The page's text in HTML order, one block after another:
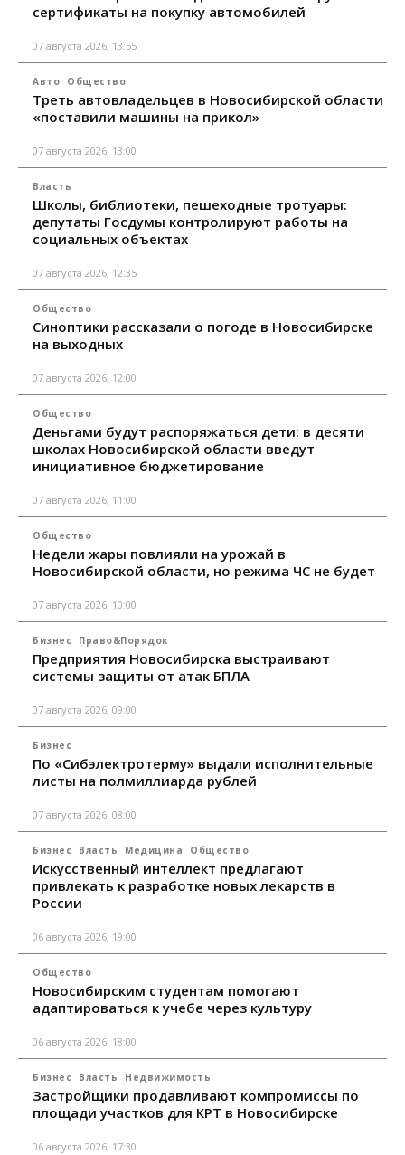
сертификаты на покупку автомобилей
07 августа 2026, 13:55
Авто Общество
Треть автовладельцев в Новосибирской области
«поставили машины на прикол»
07 августа 2026, 13:00
Власть
Школы, библиотеки, пешеходные тротуары:
депутаты Госдумы контролируют работы на
социальных объектах
07 августа 2026, 12:35
Общество
Синоптики рассказали о погоде в Новосибирске
на выходных
07 августа 2026, 12:00
Общество
Деньгами будут распоряжаться дети: в десяти
школах Новосибирской области введут
инициативное бюджетирование
07 августа 2026, 11:00
Общество
Недели жары повлияли на урожай в
Новосибирской области, но режима ЧС не будет
07 августа 2026, 10:00
Бизнес Право&Порядок
Предприятия Новосибирска выстраивают
системы защиты от атак БПЛА
07 августа 2026, 09:00
Бизнес
По «Сибэлектротерму» выдали исполнительные
листы на полмиллиарда рублей
07 августа 2026, 08:00
Бизнес Власть Медицина Общество
Искусственный интеллект предлагают
привлекать к разработке новых лекарств в
России
06 августа 2026, 19:00
Общество
Новосибирским студентам помогают
адаптироваться к учебе через культуру
06 августа 2026, 18:00
Бизнес Власть Недвижимость
Застройщики продавливают компромиссы по
площади участков для КРТ в Новосибирске
06 августа 2026, 17:30